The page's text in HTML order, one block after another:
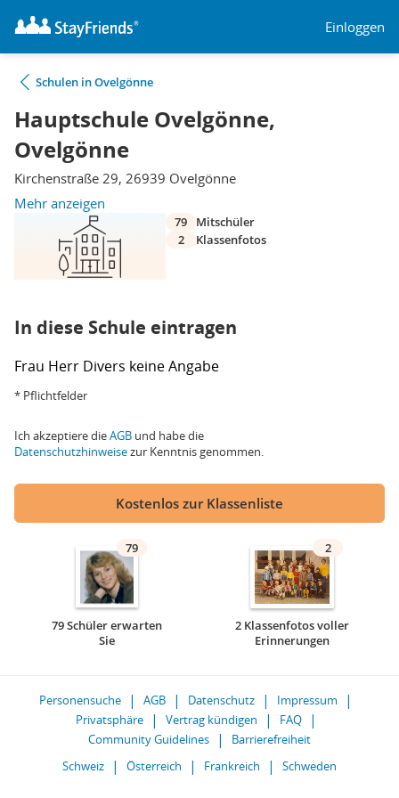
Einloggen
Schulen in Ovelgönne
Hauptschule Ovelgönne,
Ovelgönne
Kirchenstraße 29, 26939 Ovelgönne
Mehr anzeigen
79
Mitschüler
2
Klassenfotos
In diese Schule eintragen
Frau Herr Divers keine Angabe
* Pflichtfelder
Ich akzeptiere dieAGB und habe die
Datenschutzhinweisezur Kenntnis genommen.
Kostenlos zur Klassenliste
79
79 Schüler erwarten
Sie
2
2 Klassenfotos voller
Erinnerungen
Personensuche AGB Datenschutz
Impressum
Privatsphäre
Vertrag kündigen
FAQ
Community Guidelines
Barrierefreiheit
Schweiz
Österreich Frankreich Schweden